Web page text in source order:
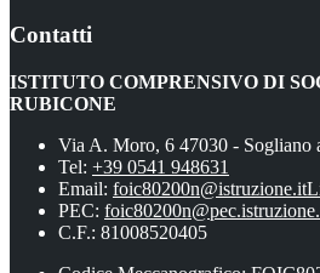
Contatti
ISTITUTO COMPRENSIVO DI
RUBICONE
Via A. Moro, 6 47030 - Sogliano
Tel: +39 0541 948631
Email: foic80200n@istruzione.it
PEC:
C.F.: 81008520405